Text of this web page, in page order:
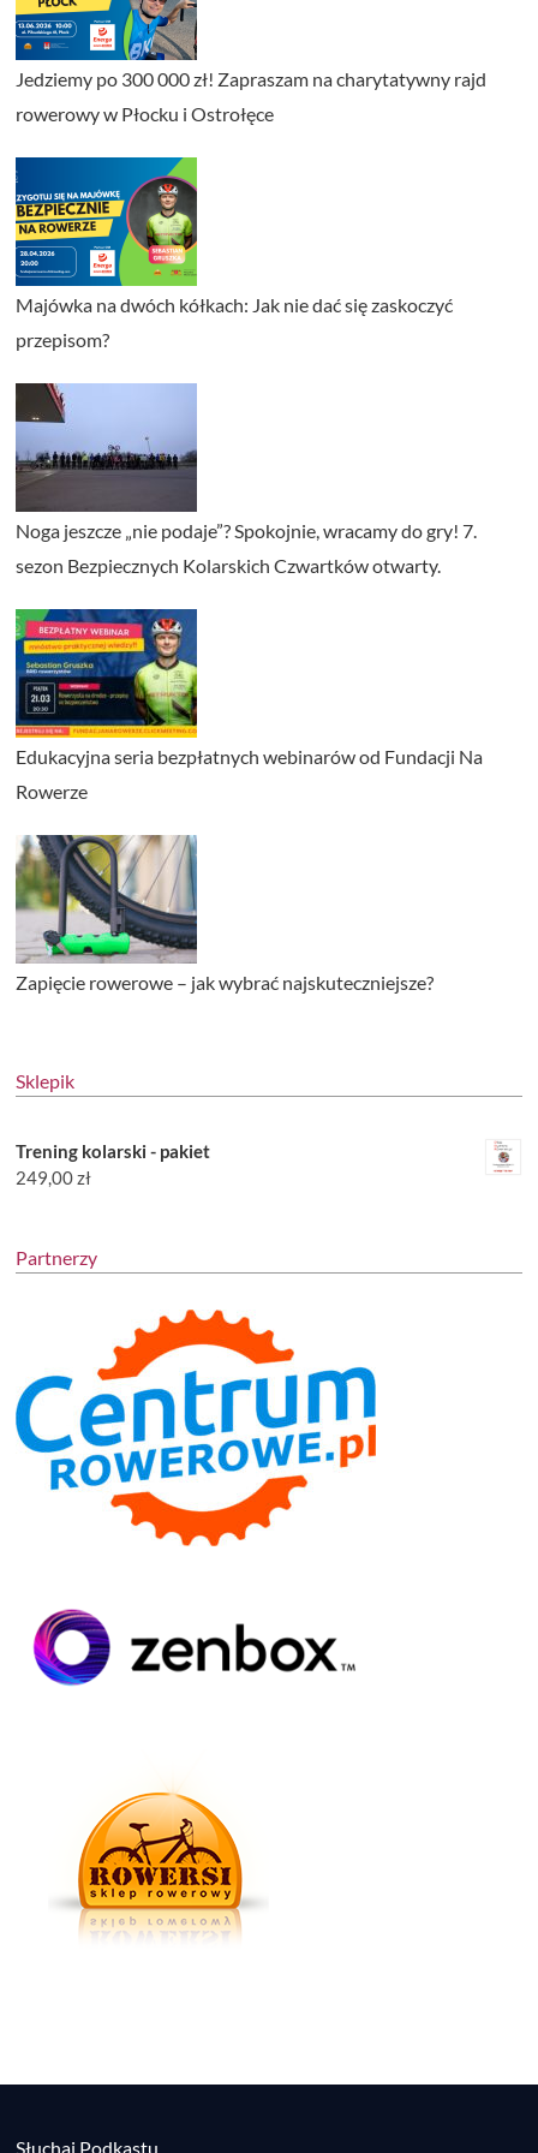
Jedziemy po 300 000 zł! Zapraszam na charytatywny rajd
rowerowy w Płocku i Ostrołęce
Majówka na dwóch kółkach: Jak nie dać się zaskoczyć
przepisom?
Noga jeszcze „nie podaje”? Spokojnie, wracamy do gry! 7.
sezon Bezpiecznych Kolarskich Czwartków otwarty.
Edukacyjna seria bezpłatnych webinarów od Fundacji Na
Rowerze
Zapięcie rowerowe – jak wybrać najskuteczniejsze?
Sklepik
Trening kolarski - pakiet
249,00zł
Partnerzy
Słuchaj Podkastu